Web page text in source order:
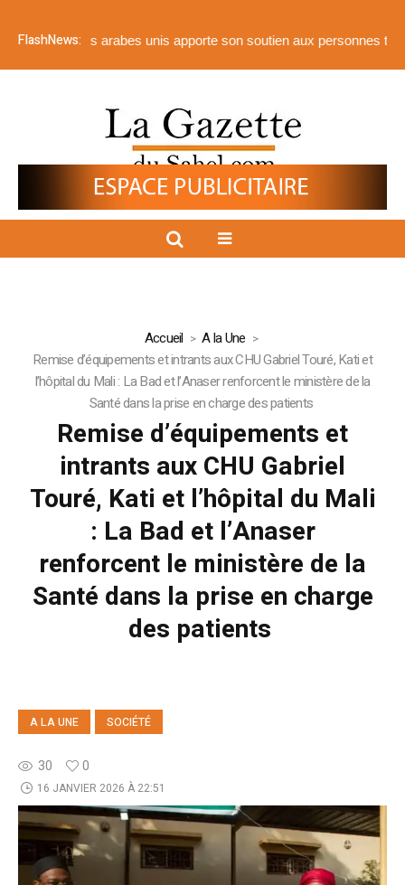
FlashNews:arabes unis apporte son soutien aux personnes touchées
Accueil
A la Une
Remise d’équipements et intrants aux CHU Gabriel Touré, Kati et
l’hôpital du Mali : La Bad et l’Anaser renforcent le ministère de la
Santé dans la prise en charge des patients
Remise d’équipements et
intrants aux CHU Gabriel
Touré, Kati et l’hôpital du Mali
: La Bad et l’Anaser
renforcent le ministère de la
Santé dans la prise en charge
des patients
A LA UNE SOCIÉTÉ
30 0
16 JANVIER 2026 À 22:51